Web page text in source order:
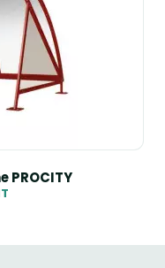
PROCITY